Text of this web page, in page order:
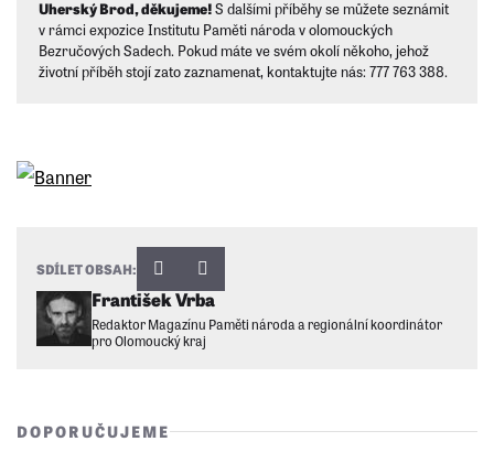
Uherský Brod, děkujeme!S dalšími příběhy se můžete seznámit
v rámci expozice Institutu Paměti národa v olomouckých
Bezručových Sadech. Pokud máte ve svém okolí někoho, jehož
životní příběh stojí zato zaznamenat, kontaktujte nás: 777 763 388.
František Vrba
Redaktor Magazínu Paměti národa a regionální koordinátor
pro Olomoucký kraj
SDÍLET OBSAH:
DOPORUČUJEME